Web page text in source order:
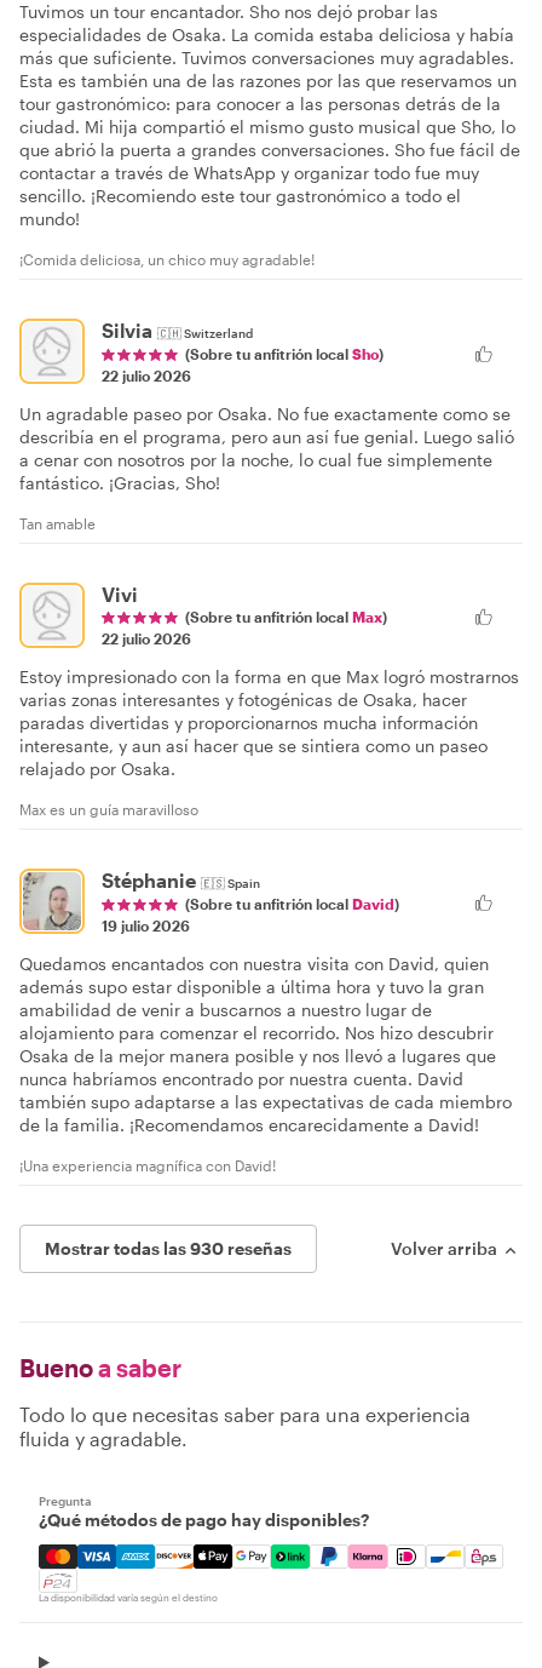
Tuvimos un tour encantador. Sho nos dejó probar las
especialidades de Osaka. La comida estaba deliciosa y había
más que suficiente. Tuvimos conversaciones muy agradables.
Esta es también una de las razones por las que reservamos un
tour gastronómico: para conocer a las personas detrás de la
ciudad. Mi hija compartió el mismo gusto musical que Sho, lo
que abrió la puerta a grandes conversaciones. Sho fue fácil de
contactar a través de WhatsApp y organizar todo fue muy
sencillo. ¡Recomiendo este tour gastronómico a todo el
mundo!
¡Comida deliciosa, un chico muy agradable!
Silvia 🇨🇭Switzerland
(Sobre tu anfitrión local Sho)
22 julio 2026
Un agradable paseo por Osaka. No fue exactamente como se
describía en el programa, pero aun así fue genial. Luego salió
a cenar con nosotros por la noche, lo cual fue simplemente
fantástico. ¡Gracias, Sho!
Tan amable
Vivi
(Sobre tu anfitrión local Max)
22 julio 2026
Estoy impresionado con la forma en que Max logró mostrarnos
varias zonas interesantes y fotogénicas de Osaka, hacer
paradas divertidas y proporcionarnos mucha información
interesante, y aun así hacer que se sintiera como un paseo
relajado por Osaka.
Max es un guía maravilloso
Stéphanie 🇪🇸Spain
(Sobre tu anfitrión local David)
19 julio 2026
Quedamos encantados con nuestra visita con David, quien
además supo estar disponible a última hora y tuvo la gran
amabilidad de venir a buscarnos a nuestro lugar de
alojamiento para comenzar el recorrido. Nos hizo descubrir
Osaka de la mejor manera posible y nos llevó a lugares que
nunca habríamos encontrado por nuestra cuenta. David
también supo adaptarse a las expectativas de cada miembro
de la familia. ¡Recomendamos encarecidamente a David!
¡Una experiencia magnífica con David!
Mostrar todas las 930 reseñas Volver arriba
Buenoa saber
Todo lo que necesitas saber para una experiencia
fluida y agradable.
Pregunta
¿Qué métodos de pago hay disponibles?
Mastercard, Visa, Amex, Discover, Apple Pay, Google
La disponibilidad varía según el destino